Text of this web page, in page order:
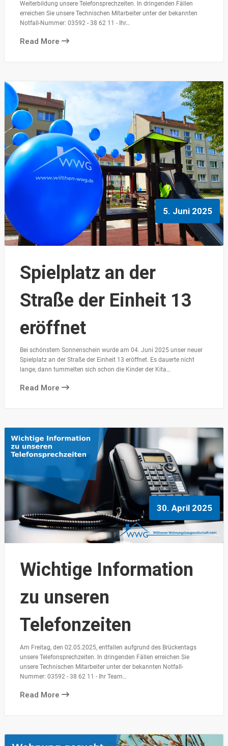
Weiterbildung unsere Telefonsprechzeiten. In dringenden Fällen
erreichen Sie unsere Technischen Mitarbeiter unter der bekannten
Notfall-Nummer: 03592 - 38 62 11 - Ihr…
Read More
5. Juni 2025
Spielplatz an der
Straße der Einheit 13
eröffnet
Bei schönstem Sonnenschein wurde am 04. Juni 2025 unser neuer
Spielplatz an der Straße der Einheit 13 eröffnet. Es dauerte nicht
lange, dann tummelten sich schon die Kinder der Kita…
Read More
30. April 2025
Wichtige Information
zu unseren
Telefonzeiten
Am Freitag, den 02.05.2025, entfallen aufgrund des Brückentags
unsere Telefonsprechzeiten. In dringenden Fällen erreichen Sie
unsere Technischen Mitarbeiter unter der bekannten Notfall-
Nummer: 03592 - 38 62 11 - Ihr Team…
Read More